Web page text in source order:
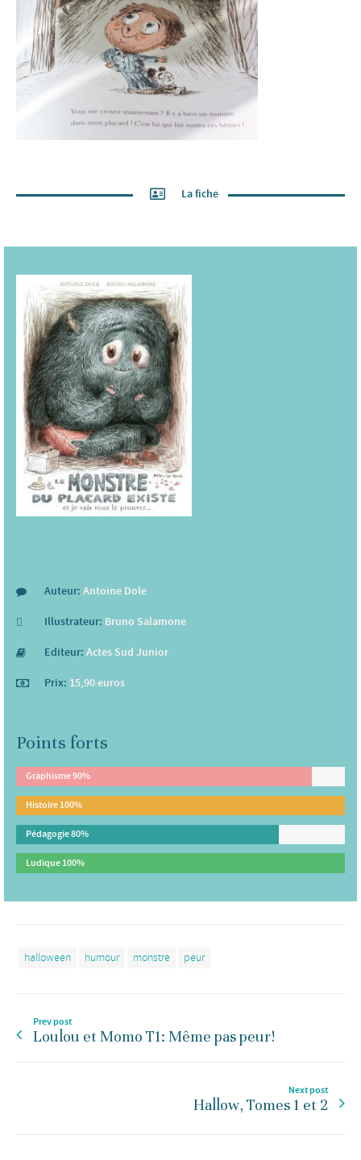
La fiche
Auteur: Antoine Dole
Illustrateur: Bruno Salamone
Editeur: Actes Sud Junior
Prix: 15,90 euros
Points forts
Graphisme90%
Histoire100%
Pédagogie80%
Ludique100%
halloween humour monstre peur
Prev post
Loulou et Momo T1: Même pas peur!
Next post
Hallow, Tomes 1 et 2